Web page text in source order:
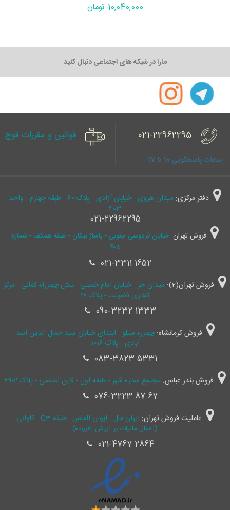
10,040,000 تومان
مارا در شبکه های اجتماعی دنبال کنید
021-22962295
ساعات پاسخگویی 10 تا 17
قوانین و مقررات قوچ
دفتر مرکزی:
میدان هروی - خیابان آزادی - پلاک 60 - طبقه چهارم - واحد
403
021-22962295
فروش تهران: خیابان فردوسی جنوبی - پاساژ نیکان - طبقه همکف - شماره
۴۰۸
021-3311 1652
فروش تهران(2):
میدان حر - خیابان امام خمینی - نبش چهارراه کمالی - مرکز
تجاری فضیلت - پلاک ۱۷
090-3232 1333
فروش کرمانشاه:چهارره سیلو - ابتدای خیابان سید جمال ‌الدین اسد
آبادی - پلاک 1016
083-3823 5331
فروش بندر عباس: مجتمع ستاره شهر - طبقه اول - لاین اطلسی - پلاک 2-69
076-3223 87 67
عاملیت فروش تهران:
ایران مال - ایوان الماس - طبقه G3 - کاوانی
(اعمال مالیات بر ارزش افزوده)
021-4767 2864